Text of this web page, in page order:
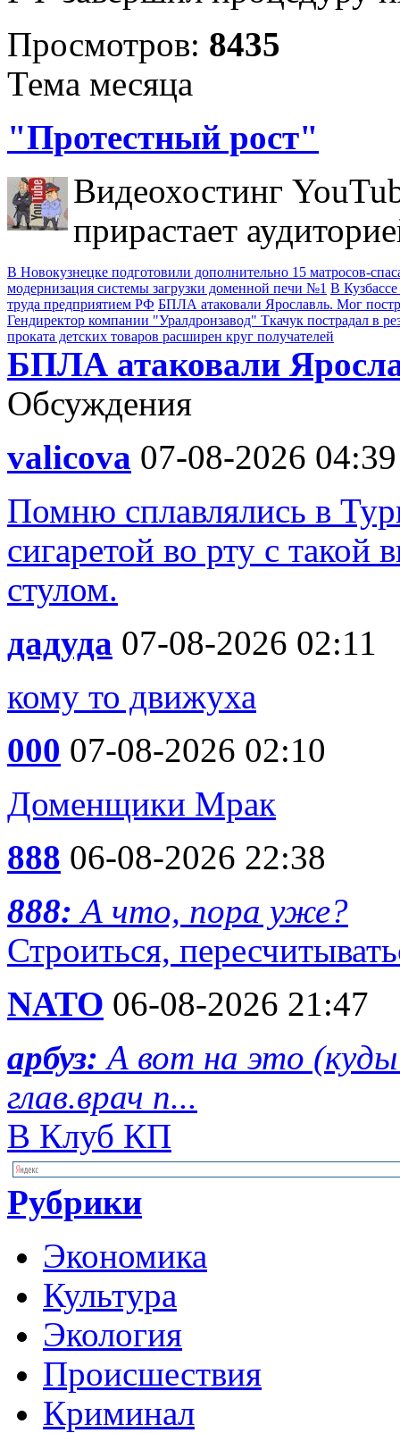
Просмотров: 8435
Тема месяца
"Протестный рост"
Видеохостинг
прирастает
В Новокузнецке подготовили дополнительно 15 матросов-
модернизация системы загрузки доменной печи №1 В
труда предприятием РФ БПЛА атаковали Ярославль. Мог
Гендиректор компании "Уралдронзавод" Ткачук пострадал в
проката детских товаров расширен круг получателей
БПЛА атаковали
Обсуждения
valicova 07-08-2026 04:39
Помню сплавлялись в
сигаретой во рту с
стулом.
дадуда 07-08-2026 02:11
кому то движуха
000 07-08-2026 02:10
Доменщики Мрак
888 06-08-2026 22:38
888:А что, пора уже?
Строиться,
NATO 06-08-2026 21:47
арбуз:А вот на это
глав.врач п...
В Клуб КП
Рубрики
Экономика
Культура
Экология
Происшествия
Криминал